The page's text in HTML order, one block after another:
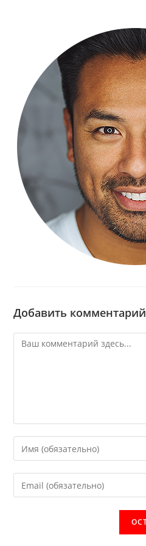
Добавить комментарий
Комментарий
Введите
свое
имя
или
Введите
свой